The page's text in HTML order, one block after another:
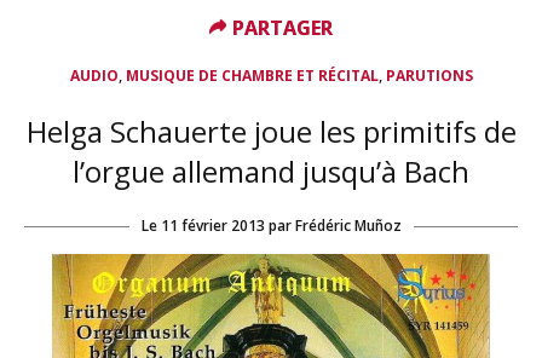
AUDIO, MUSIQUE DE CHAMBRE ET RÉCITAL, PARUTIONS
Helga Schauerte joue les primitifs de
l’orgue allemand jusqu’à Bach
Le 11 février 2013 par Frédéric Muñoz
PARTAGER
PARTAGER